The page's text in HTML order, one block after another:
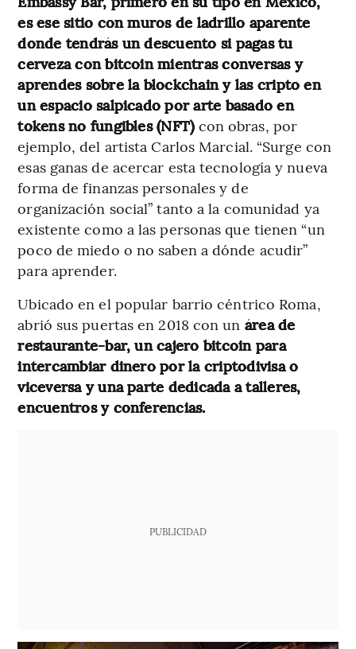
es ese sitio con muros de ladrillo aparente
donde tendrás un descuento si pagas tu
cerveza con bitcoin mientras conversas y
aprendes sobre la blockchain y las cripto en
un espacio salpicado por arte basado en
tokens no fungibles (NFT) con obras, por
ejemplo, del artista Carlos Marcial. “Surge con
esas ganas de acercar esta tecnología y nueva
forma de finanzas personales y de
organización social” tanto a la comunidad ya
existente como a las personas que tienen “un
poco de miedo o no saben a dónde acudir”
para aprender.
Ubicado en el popular barrio céntrico Roma,
abrió sus puertas en 2018 con un área de
restaurante-bar, un cajero bitcoin para
intercambiar dinero por la criptodivisa o
viceversa y una parte dedicada a talleres,
encuentros y conferencias.
PUBLICIDAD